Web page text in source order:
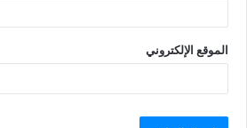
الموقع الإلكتروني